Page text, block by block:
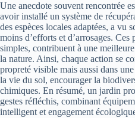
Une anecdote souvent rencontrée
avoir installé un système de
des espèces locales adaptées, a vu
moins d’efforts et d’arrosages.
simples, contribuent à une
la nature. Ainsi, chaque action se
propreté visible mais aussi dans
la vie du sol, encourager la
chimiques. En résumé, un jardin
gestes réfléchis, combinant
intelligent et engagement